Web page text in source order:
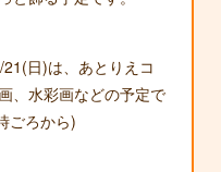
日)は、あとりえコ
、水彩画などの予定で
ごろから)